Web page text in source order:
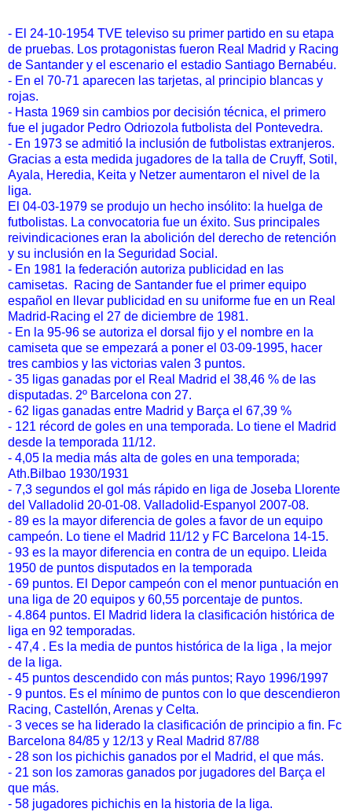
- El 24-10-1954 TVE televiso su primer partido en su etapa
de pruebas. Los protagonistas fueron Real Madrid y Racing
de Santander y el escenario el estadio Santiago Bernabéu.
- En el 70-71 aparecen las tarjetas, al principio blancas y
rojas.
- Hasta 1969 sin cambios por decisión técnica, el primero
fue el jugador Pedro Odriozola futbolista del Pontevedra.
- En 1973 se admitió la inclusión de futbolistas extranjeros.
Gracias a esta medida jugadores de la talla de Cruyff, Sotil,
Ayala, Heredia, Keita y Netzer aumentaron el nivel de la
liga.
El 04-03-1979 se produjo un hecho insólito: la huelga de
futbolistas. La convocatoria fue un éxito. Sus principales
reivindicaciones eran la abolición del derecho de retención
y su inclusión en la Seguridad Social.
- En 1981 la federación autoriza publicidad en las
camisetas. Racing de Santander fue el primer equipo
español en llevar publicidad en su uniforme fue en un Real
Madrid-Racing el 27 de diciembre de 1981.
- En la 95-96 se autoriza el dorsal fijo y el nombre en la
camiseta que se empezará a poner el 03-09-1995, hacer
tres cambios y las victorias valen 3 puntos.
- 35 ligas ganadas por el Real Madrid el 38,46 % de las
disputadas. 2º Barcelona con 27.
- 62 ligas ganadas entre Madrid y Barça el 67,39 %
- 121 récord de goles en una temporada. Lo tiene el Madrid
desde la temporada 11/12.
- 4,05 la media más alta de goles en una temporada;
Ath.Bilbao 1930/1931
- 7,3 segundos el gol más rápido en liga de Joseba Llorente
del Valladolid 20-01-08. Valladolid-Espanyol 2007-08.
- 89 es la mayor diferencia de goles a favor de un equipo
campeón. Lo tiene el Madrid 11/12 y FC Barcelona 14-15.
- 93 es la mayor diferencia en contra de un equipo. Lleida
1950 de puntos disputados en la temporada
- 69 puntos. El Depor campeón con el menor puntuación en
una liga de 20 equipos y 60,55 porcentaje de puntos.
- 4.864 puntos. El Madrid lidera la clasificación histórica de
liga en 92 temporadas.
- 47,4 . Es la media de puntos histórica de la liga , la mejor
de la liga.
- 45 puntos descendido con más puntos; Rayo 1996/1997
- 9 puntos. Es el mínimo de puntos con lo que descendieron
Racing, Castellón, Arenas y Celta.
- 3 veces se ha liderado la clasificación de principio a fin. Fc
Barcelona 84/85 y 12/13 y Real Madrid 87/88
- 28 son los pichichis ganados por el Madrid, el que más.
- 21 son los zamoras ganados por jugadores del Barça el
que más.
- 58 jugadores pichichis en la historia de la liga.